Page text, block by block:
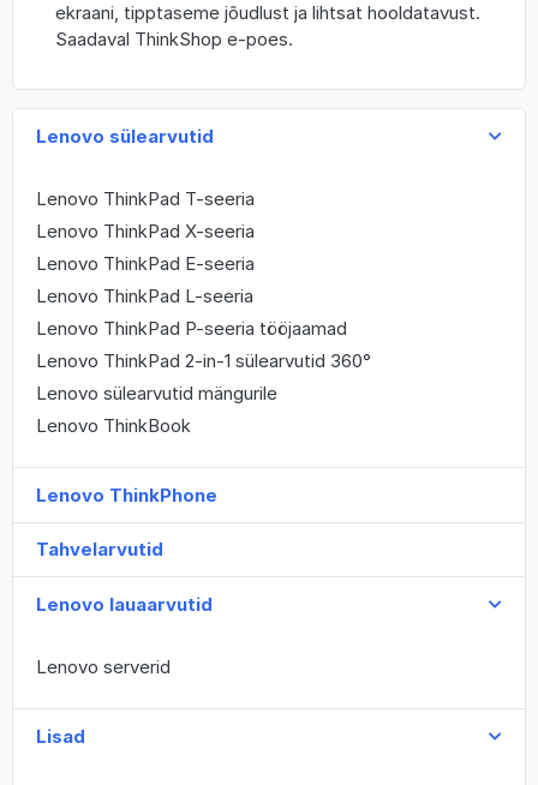
Lenovo sülearvutid
Lenovo ThinkPad T-seeria
Lenovo ThinkPad X-seeria
Lenovo ThinkPad E-seeria
Lenovo ThinkPad L-seeria
Lenovo ThinkPad P-seeria tööjaamad
Lenovo ThinkPad 2-in-1 sülearvutid 360°
Lenovo sülearvutid mängurile
Lenovo ThinkBook
Lenovo ThinkPhone
Tahvelarvutid
Lenovo lauaarvutid
Lenovo serverid
Lisad
ekraani, tipptaseme jõudlust ja lihtsat hooldatavust.
Saadaval ThinkShop e-poes.